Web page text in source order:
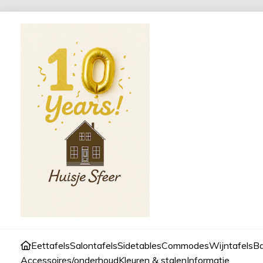
EettafelsSalontafelsSidetablesCommodesWijntafels
Accessoires/onderhoudKleuren & stalenInformatie